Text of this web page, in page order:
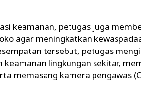
keamanan, petugas juga
agar meningkatkan
tersebut, petugas
keamanan lingkungan sekitar,
memasang kamera pengawas